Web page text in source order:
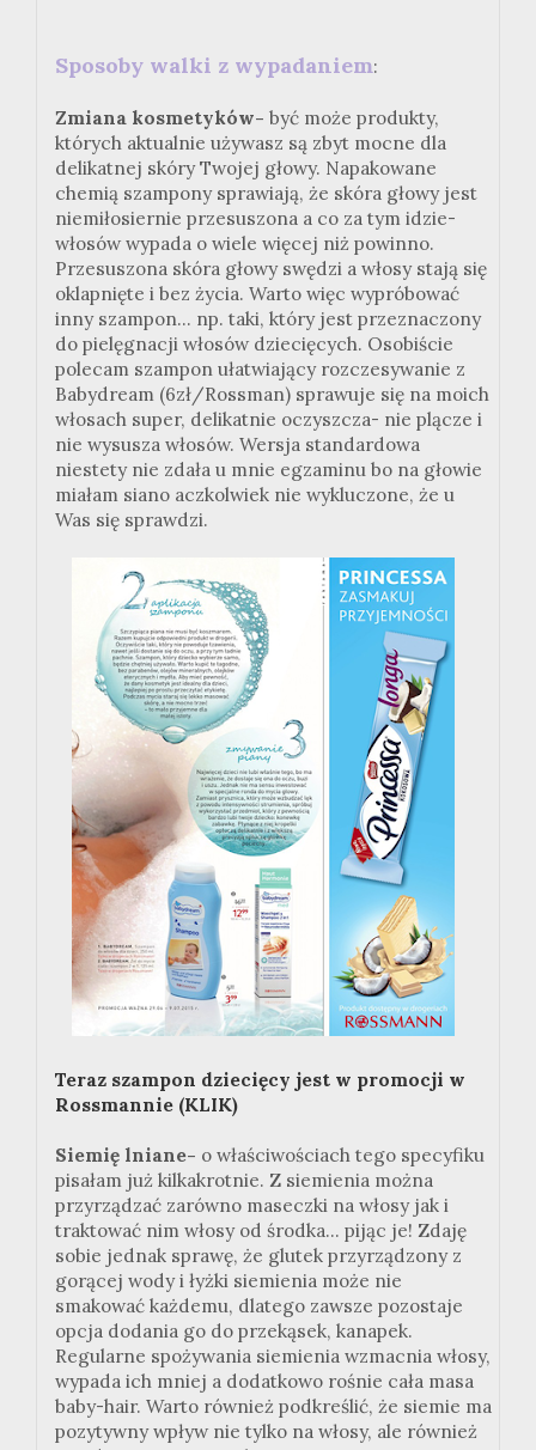
Sposoby walki z wypadaniem:
Zmiana kosmetyków- być może produkty,
których aktualnie używasz są zbyt mocne dla
delikatnej skóry Twojej głowy. Napakowane
chemią szampony sprawiają, że skóra głowy jest
niemiłosiernie przesuszona a co za tym idzie-
włosów wypada o wiele więcej niż powinno.
Przesuszona skóra głowy swędzi a włosy stają się
oklapnięte i bez życia. Warto więc wypróbować
inny szampon... np. taki, który jest przeznaczony
do pielęgnacji włosów dziecięcych. Osobiście
polecam szampon ułatwiający rozczesywanie z
Babydream (6zł/Rossman) sprawuje się na moich
włosach super, delikatnie oczyszcza- nie plącze i
nie wysusza włosów. Wersja standardowa
niestety nie zdała u mnie egzaminu bo na głowie
miałam siano aczkolwiek nie wykluczone, że u
Was się sprawdzi.
Teraz szampon dziecięcy jest w promocji w
Rossmannie (KLIK)
Siemię lniane- o właściwościach tego specyfiku
pisałam już kilkakrotnie. Z siemienia można
przyrządzać zarówno maseczki na włosy jak i
traktować nim włosy od środka... pijąc je! Zdaję
sobie jednak sprawę, że glutek przyrządzony z
gorącej wody i łyżki siemienia może nie
smakować każdemu, dlatego zawsze pozostaje
opcja dodania go do przekąsek, kanapek.
Regularne spożywania siemienia wzmacnia włosy,
wypada ich mniej a dodatkowo rośnie cała masa
baby-hair. Warto również podkreślić, że siemie ma
pozytywny wpływ nie tylko na włosy, ale również